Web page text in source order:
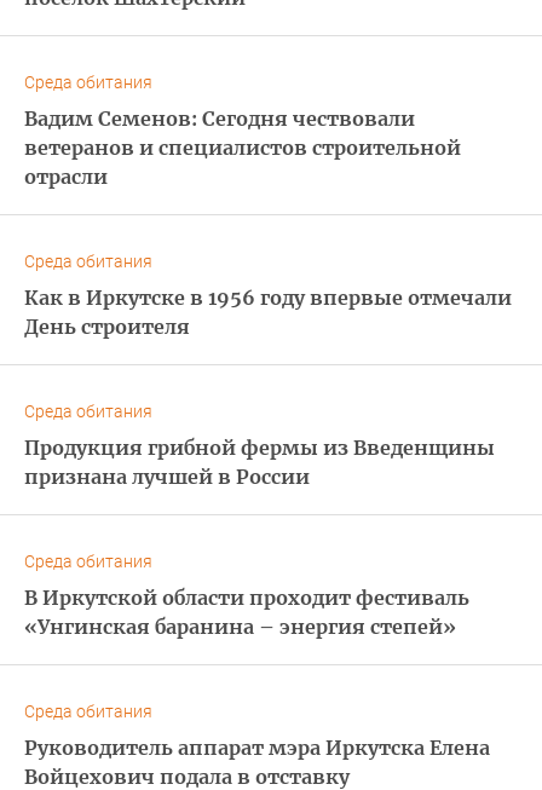
Среда обитания
Вадим Семенов: Сегодня чествовали
ветеранов и специалистов строительной
отрасли
Среда обитания
Как в Иркутске в 1956 году впервые отмечали
День строителя
Среда обитания
Продукция грибной фермы из Введенщины
признана лучшей в России
Среда обитания
В Иркутской области проходит фестиваль
«Унгинская баранина – энергия степей»
Среда обитания
Руководитель аппарат мэра Иркутска Елена
Войцехович подала в отставку